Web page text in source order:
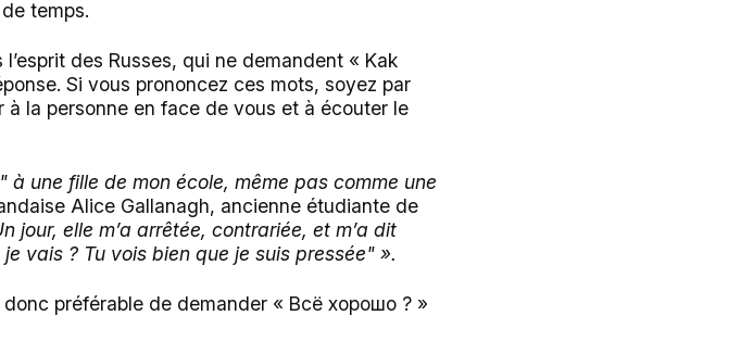
temps.
des Russes, qui ne demandent « Kak
Si vous prononcez ces mots, soyez par
la personne en face de vous et à écouter le
à une fille de mon école, même pas comme une
Alice Gallanagh, ancienne étudiante de
jour, elle m’a arrêtée, contrariée, et m’a dit
vais ? Tu vois bien que je suis pressée" ».
préférable de demander « Всё хорошо ? »